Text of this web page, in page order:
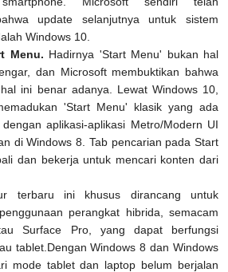
update selanjutnya untuk sistem
Windows 10.
Menu. Hadirnya 'Start Menu' bukan hal
dan Microsoft membuktikan bahwa
ini benar adanya. Lewat Windows 10,
'Start Menu' klasik yang ada
aplikasi-aplikasi Metro/Modern UI
di Windows 8. Tab pencarian pada Start
dan bekerja untuk mencari konten dari
terbaru ini khusus dirancang untuk
perangkat hibrida, semacam
Surface Pro, yang dapat berfungsi
tablet.Dengan Windows 8 dan Windows
mode tablet dan laptop belum berjalan